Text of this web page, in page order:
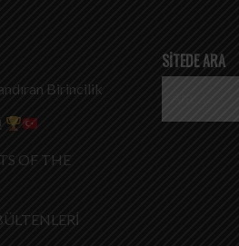
Birincilik
OF THE
SITEDE ARA